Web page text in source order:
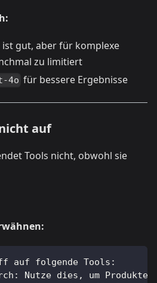
ist gut, aber für komplexe
zu limitiert
4o für bessere Ergebnisse
auf
Tools nicht, obwohl sie
auf folgende Tools:
Nutze dies, um Produkte